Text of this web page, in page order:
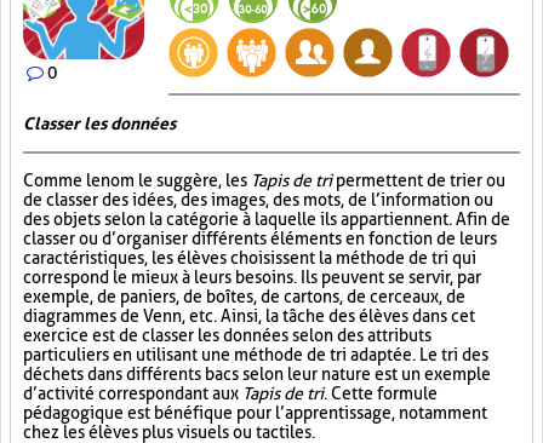
0
Classer les données
Comme le nom le suggère, les Tapis de tripermettent de trier ou
de classer des idées, des images, des mots, de l’information ou
des objets selon la catégorie à laquelle ils appartiennent. Afin de
classer ou d’organiser différents éléments en fonction de leurs
caractéristiques, les élèves choisissent la méthode de tri qui
correspond le mieux à leurs besoins. Ils peuvent se servir, par
exemple, de paniers, de boîtes, de cartons, de cerceaux, de
diagrammes de Venn, etc. Ainsi, la tâche des élèves dans cet
exercice est de classer les données selon des attributs
particuliers en utilisant une méthode de tri adaptée. Le tri des
déchets dans différents bacs selon leur nature est un exemple
d’activité correspondant aux Tapis de tri. Cette formule
pédagogique est bénéfique pour l’apprentissage, notamment
chez les élèves plus visuels ou tactiles.